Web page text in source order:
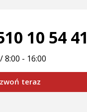
10 54 41
8:00 - 16:00
teraz